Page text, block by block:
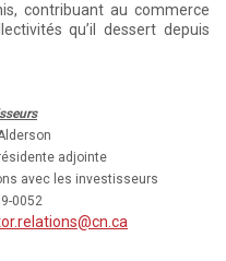
contribuant au commerce
qu’il dessert depuis
adjointe
avec les investisseurs
0052